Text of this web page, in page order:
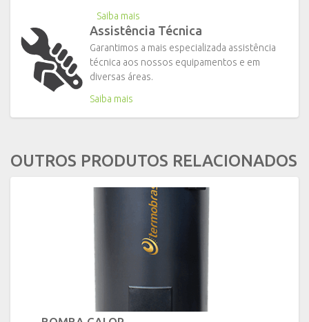
Saiba mais
Assistência Técnica
Garantimos a mais especializada assistência
técnica aos nossos equipamentos e em
diversas áreas.
Saiba mais
OUTROS PRODUTOS RELACIONADOS